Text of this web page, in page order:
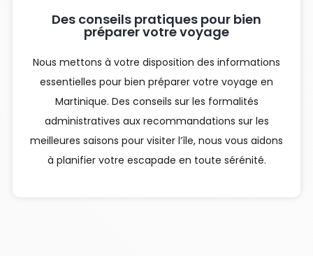
Des conseils pratiques pour bien
préparer votre voyage
Nous mettons à votre disposition des informations
essentielles pour bien préparer votre voyage en
Martinique. Des conseils sur les formalités
administratives aux recommandations sur les
meilleures saisons pour visiter l’île, nous vous aidons
à planifier votre escapade en toute sérénité.